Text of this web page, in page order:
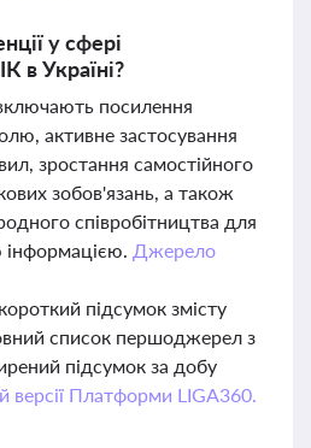
у сфері
в Україні?
посилення
активне застосування
зростання самостійного
зобов'язань, а також
співробітництва для
Джерело
підсумок змісту
список першоджерел з
підсумок за добу
версії Платформи LIGA360.